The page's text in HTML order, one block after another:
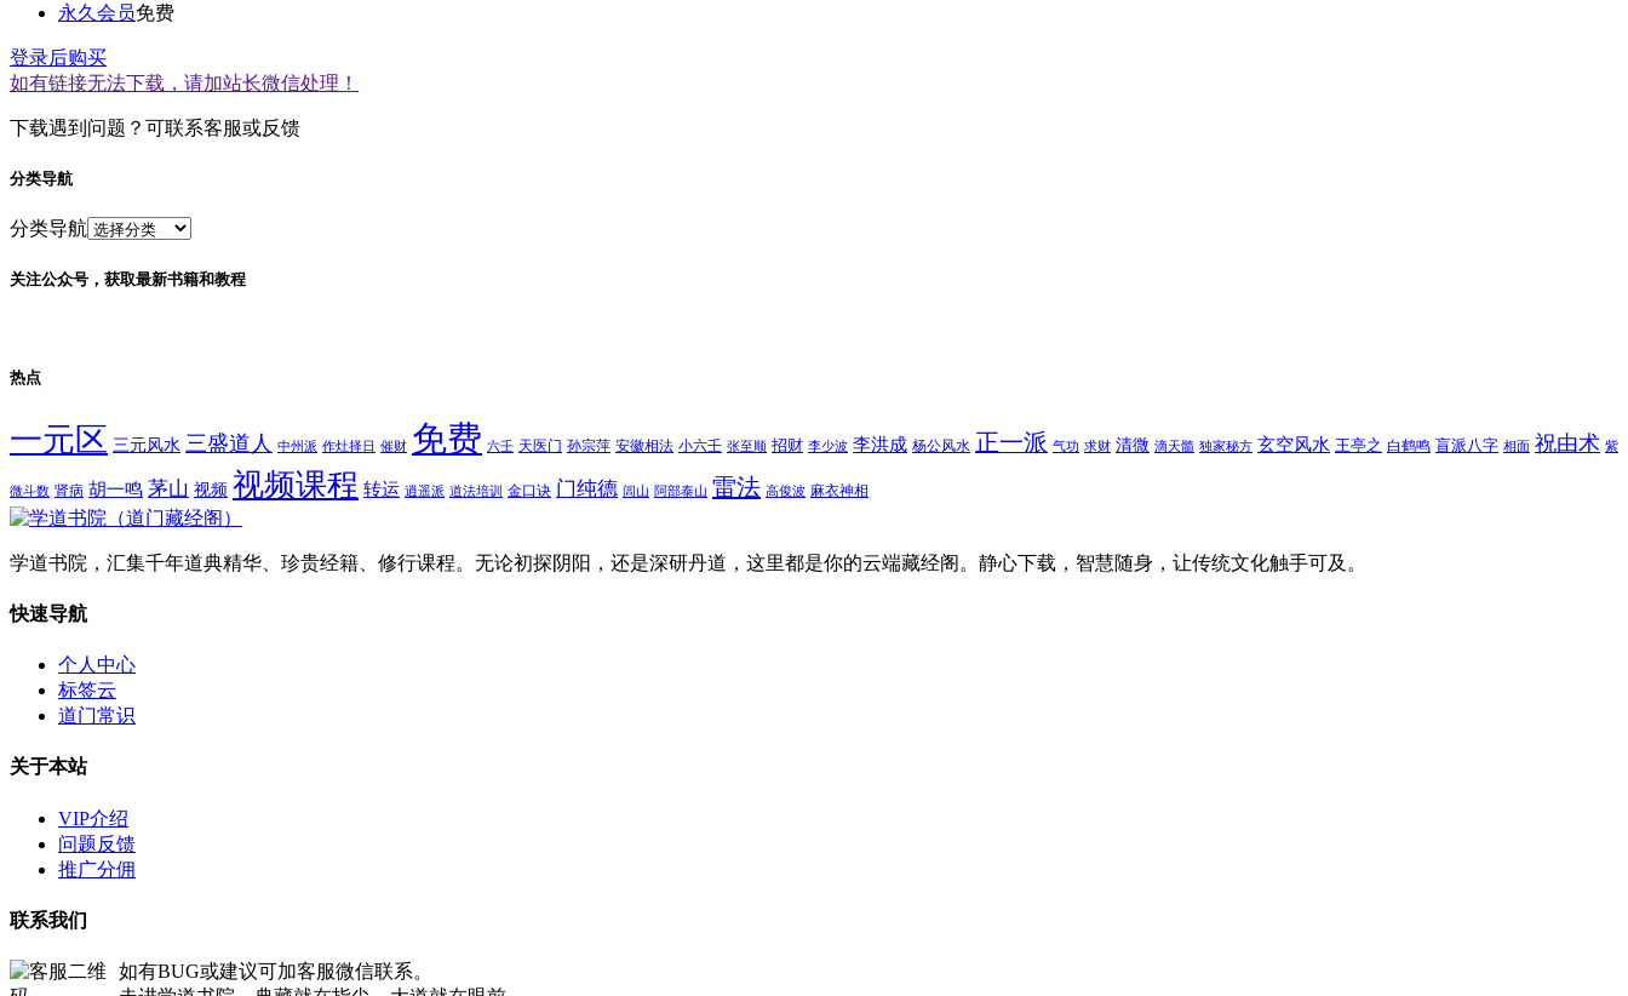
永久会员免费
登录后购买
如有链接无法下载，请加站长微信处理！
下载遇到问题？可联系客服或反馈
分类导航
分类导航
关注公众号，获取最新书籍和教程
热点
一元区 三元风水 三盛道人 中州派 作灶择日 催财 免费 六壬 天医门 孙宗萍 安徽相法 小六壬 张至顺 招财 李少波 李洪成 杨公风水 正一派 气功 求财 清微 滴天髓 独家秘方 玄空风水 王亭之 白鹤鸣 盲派八字 相面 祝由术 紫
微斗数 肾病 胡一鸣 茅山 视频 视频课程 转运 逍遥派 道法培训 金口诀 门纯德 闾山 阿部泰山 雷法 高俊波 麻衣神相
学道书院，汇集千年道典精华、珍贵经籍、修行课程。无论初探阴阳，还是深研丹道，这里都是你的云端藏经阁。静心下载，智慧随身，让传统文化触手可及。
快速导航
个人中心
标签云
道门常识
关于本站
VIP介绍
问题反馈
推广分佣
联系我们
如有BUG或建议可加客服微信联系。